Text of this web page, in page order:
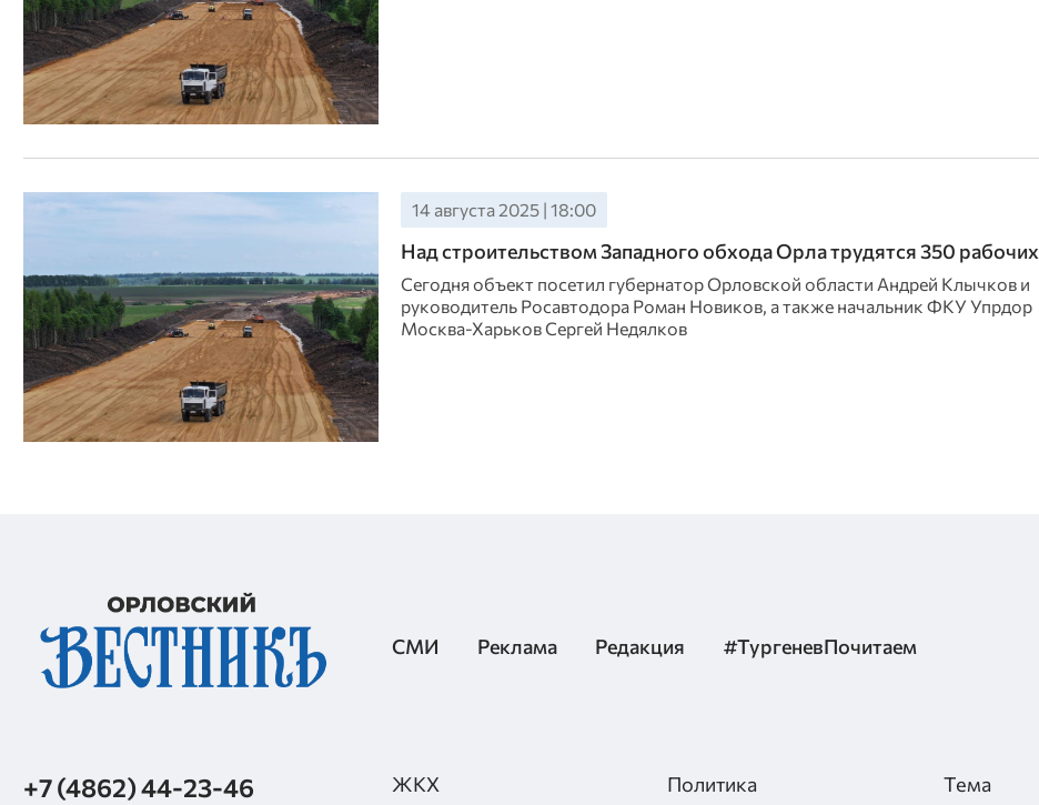
14 августа 2025 | 18:00
Над строительством Западного обхода Орла трудятся 350 рабочих
Сегодня объект посетил губернатор Орловской области Андрей Клычков и
руководитель Росавтодора Роман Новиков, а также начальник ФКУ Упрдор
Москва-Харьков Сергей Недялков
СМИ Реклама Редакция #ТургеневПочитаем
+7 (4862) 44-23-46
ЖКХ
Политика
Тема